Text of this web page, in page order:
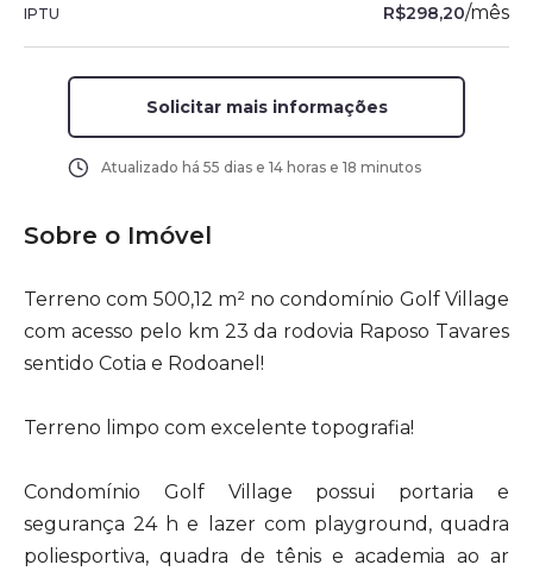
IPTU R$298,20/mês
Solicitar mais informações
Atualizado há 55 dias e 14 horas e 18 minutos
Sobre o Imóvel
Terreno com 500,12 m² no condomínio Golf Village
com acesso pelo km 23 da rodovia Raposo Tavares
sentido Cotia e Rodoanel!
Terreno limpo com excelente topografia!
Condomínio Golf Village possui portaria e
segurança 24 h e lazer com playground, quadra
poliesportiva, quadra de tênis e academia ao ar